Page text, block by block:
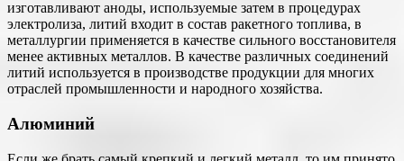
изготавливают аноды, используемые затем в процедурах
электролиза, литий входит в состав ракетного топлива, в
металлургии применяется в качестве сильного восстановителя
менее активных металлов. В качестве различных соединений
литий используется в производстве продукции для многих
отраслей промышленности и народного хозяйства.
Алюминий